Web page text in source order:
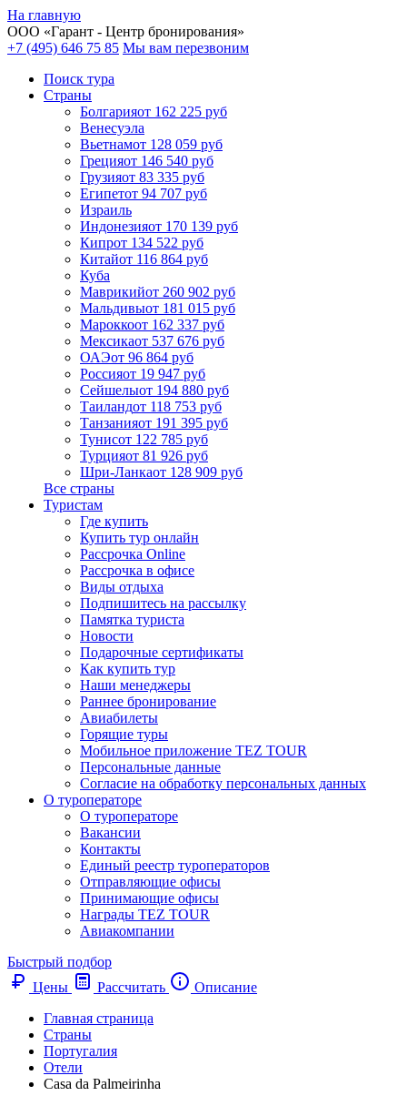
На главную
ООО «Гарант - Центр бронирования»
+7 (495) 646 75 85 Мы вам перезвоним
Поиск тура
Cтраны
Болгарияот 162 225 руб
Венесуэла
Вьетнамот 128 059 руб
Грецияот 146 540 руб
Грузияот 83 335 руб
Египетот 94 707 руб
Израиль
Индонезияот 170 139 руб
Кипрот 134 522 руб
Китайот 116 864 руб
Куба
Маврикийот 260 902 руб
Мальдивыот 181 015 руб
Мароккоот 162 337 руб
Мексикаот 537 676 руб
ОАЭот 96 864 руб
Россияот 19 947 руб
Сейшелыот 194 880 руб
Таиландот 118 753 руб
Танзанияот 191 395 руб
Тунисот 122 785 руб
Турцияот 81 926 руб
Шри-Ланкаот 128 909 руб
Все страны
Туристам
Где купить
Купить тур онлайн
Рассрочка Online
Рассрочка в офисе
Виды отдыха
Подпишитесь на рассылку
Памятка туриста
Новости
Подарочные сертификаты
Как купить тур
Наши менеджеры
Раннее бронирование
Авиабилеты
Горящие туры
Мобильное приложение TEZ TOUR
Персональные данные
Согласие на обработку персональных данных
О туроператоре
О туроператоре
Вакансии
Контакты
Единый реестр туроператоров
Отправляющие офисы
Принимающие офисы
Награды TEZ TOUR
Авиакомпании
Быстрый подбор
Цены
Рассчитать
Описание
Главная страница
Cтраны
Португалия
Отели
Casa da Palmeirinha